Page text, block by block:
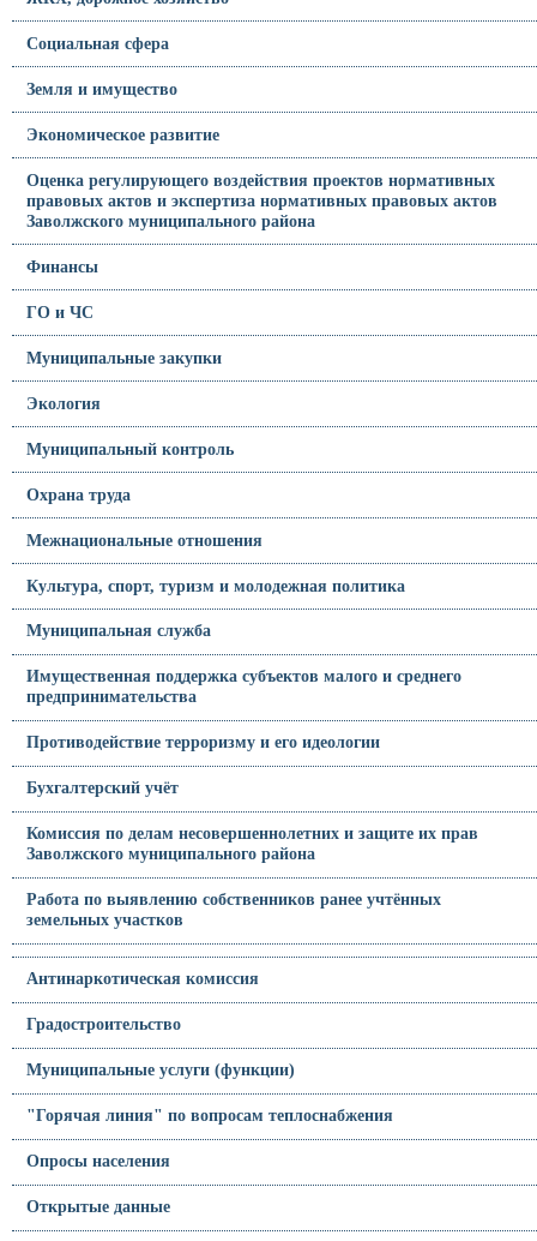
Социальная сфера
Земля и имущество
Экономическое развитие
Оценка регулирующего воздействия проектов нормативных
правовых актов и экспертиза нормативных правовых актов
Заволжского муниципального района
Финансы
ГО и ЧС
Муниципальные закупки
Экология
Муниципальный контроль
Охрана труда
Межнациональные отношения
Культура, спорт, туризм и молодежная политика
Муниципальная служба
Имущественная поддержка субъектов малого и среднего
предпринимательства
Противодействие терроризму и его идеологии
Бухгалтерский учёт
Комиссия по делам несовершеннолетних и защите их прав
Заволжского муниципального района
Работа по выявлению собственников ранее учтённых
земельных участков
Антинаркотическая комиссия
Градостроительство
Муниципальные услуги (функции)
"Горячая линия" по вопросам теплоснабжения
Опросы населения
Открытые данные